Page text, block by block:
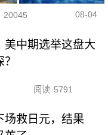
20045 08-04
美中期选举这盘大
阅读 5791
场救日元，结果